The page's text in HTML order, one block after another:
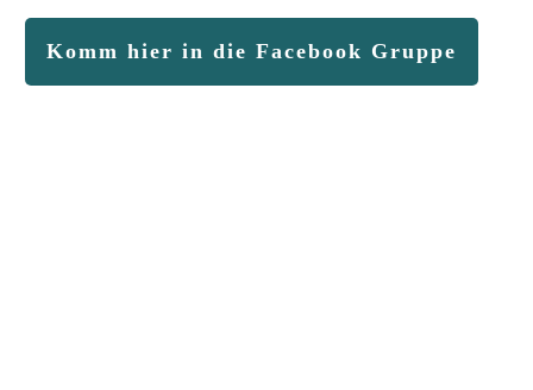
Komm hier in die Facebook Gruppe